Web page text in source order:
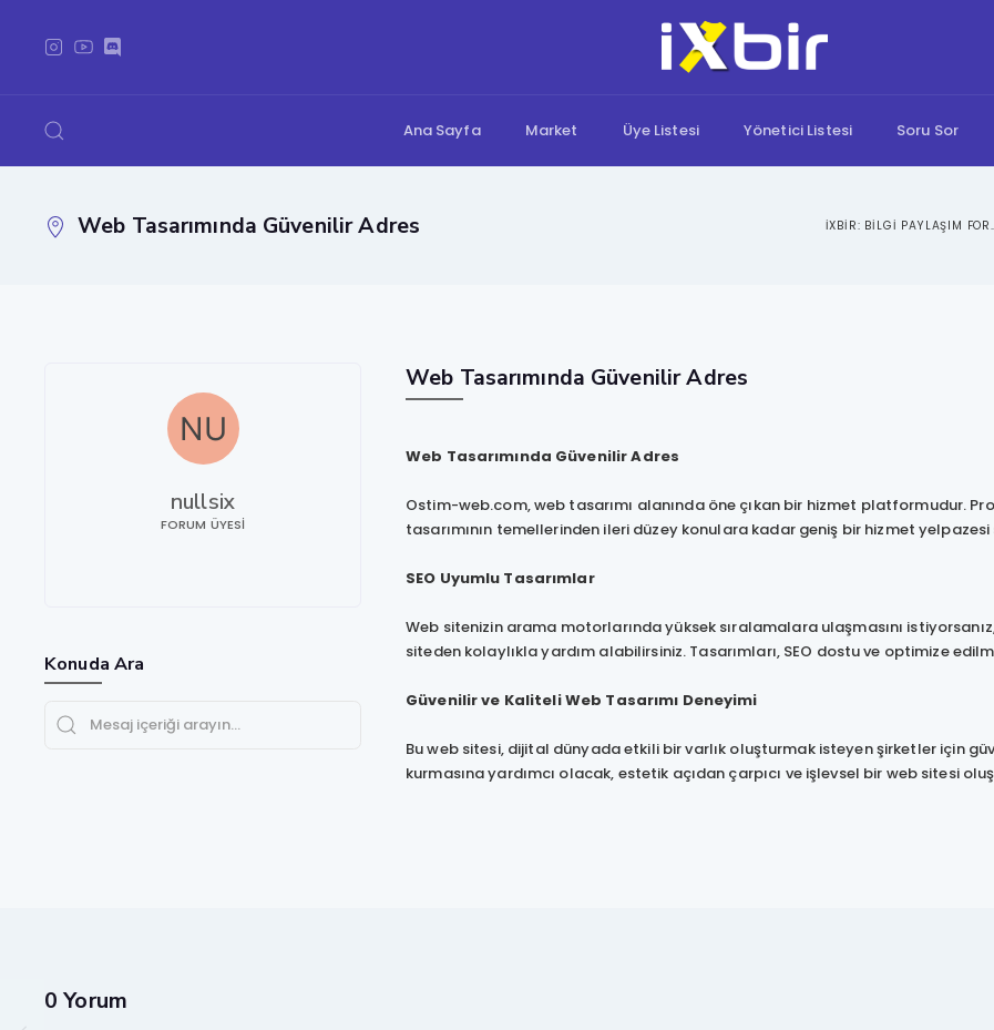
Ana Sayfa Market Üye Listesi Yönetici Listesi Soru Sor
Web Tasarımında Güvenilir Adres IXBIR:
Web Tasarımında Güvenilir Adres
Web Tasarımında Güvenilir Adres
Ostim-web.com, web tasarımı alanında öne çıkan bir hizmet platformudur.
tasarımının temellerinden ileri düzey konulara kadar geniş bir hizmet
SEO Uyumlu Tasarımlar
Web sitenizin arama motorlarında yüksek sıralamalara ulaşmasını
siteden kolaylıkla yardım alabilirsiniz. Tasarımları, SEO dostu ve optimize
Güvenilir ve Kaliteli Web Tasarımı Deneyimi
Bu web sitesi, dijital dünyada etkili bir varlık oluşturmak isteyen şirketler için
kurmasına yardımcı olacak, estetik açıdan çarpıcı ve işlevsel bir web sitesi
nullsix
FORUM ÜYESI
Konuda Ara
0 Yorum